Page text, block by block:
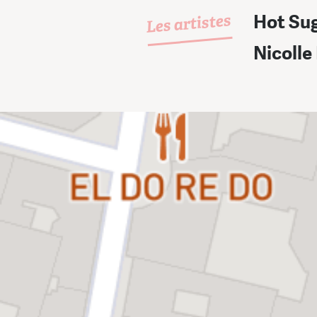
Les artistes
Hot
Nicolle